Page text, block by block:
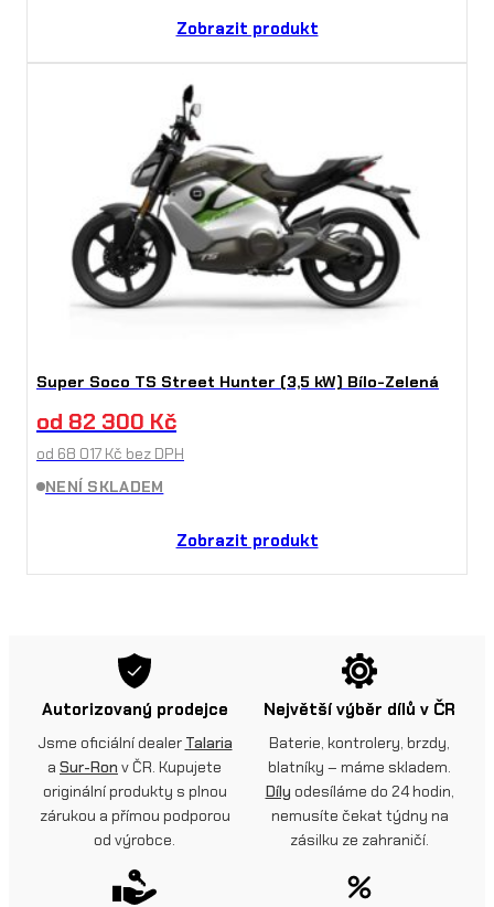
Zobrazit produkt
Super Soco TS Street Hunter (3,5 kW) Bílo-Zelená
od 82 300 Kč
od 68 017 Kč bez DPH
NENÍ SKLADEM
Zobrazit produkt
Autorizovaný prodejce
Jsme oficiální dealer Talaria
a Sur-Ron v ČR. Kupujete
originální produkty s plnou
zárukou a přímou podporou
od výrobce.
Největší výběr dílů v ČR
Baterie, kontrolery, brzdy,
blatníky – máme skladem.
Díly odesíláme do 24 hodin,
nemusíte čekat týdny na
zásilku ze zahraničí.